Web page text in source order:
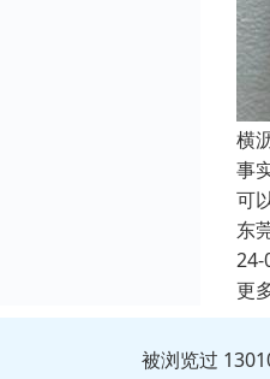
横
事
可
东
24-
更
被浏览过